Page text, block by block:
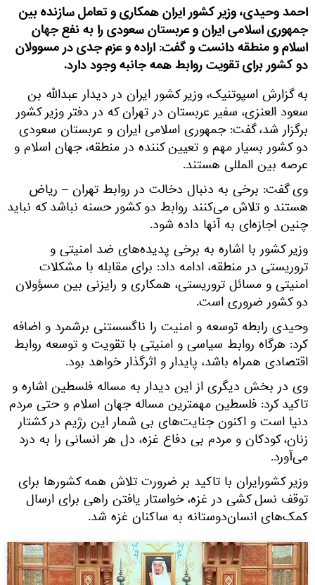
احمد وحیدی، وزیر کشور ایران همکاری و تعامل سازنده بین
جمهوری اسلامی ایران و عربستان سعودی را به نفع جهان
اسلام و منطقه دانست و گفت: اراده و عزم جدی در مسوولان
دو کشور برای تقویت روابط همه جانبه وجود دارد.
به گزارش اسپوتنیک، وزیر کشور ایران در دیدار عبدالله بن
سعود العنزی، سفیر عربستان در تهران که در دفتر وزیر کشور
برگزار شد، گفت: جمهوری اسلامی ایران و عربستان سعودی
دو کشور بسیار مهم و تعیین کننده در منطقه، جهان اسلام و
عرصه بین المللی هستند.
وی گفت: برخی به دنبال دخالت در روابط تهران – ریاض
هستند و تلاش می‌کنند روابط دو کشور حسنه نباشد که نباید
چنین اجازه‌ای به آنها داده شود.
وزیر کشور با اشاره به برخی پدیده‌های ضد امنیتی و
تروریستی در منطقه، ادامه داد: برای مقابله با مشکلات
امنیتی و مسائل تروریستی، همکاری و رایزنی بین مسؤولان
دو کشور ضروری است.
وحیدی رابطه توسعه و امنیت را ناگسستنی برشمرد و اضافه
کرد: هرگاه روابط سیاسی و امنیتی با تقویت و توسعه روابط
اقتصادی همراه باشد، پایدار و اثرگذار خواهد بود.
وی در بخش دیگری از این دیدار به مساله فلسطین اشاره و
تاکید کرد: فلسطین مهمترین مساله جهان اسلام و حتی مردم
دنیا است و اکنون جنایت‌های بی شمار این رژیم در کشتار
زنان، کودکان و مردم بی دفاع غزه، دل هر انسانی را به درد
می‌آورد.
وزیر کشورایران با تاکید بر ضرورت تلاش همه کشورها برای
توقف نسل کشی در غزه، خواستار یافتن راهی برای ارسال
کمک‌های انسان‌دوستانه به ساکنان غزه شد.